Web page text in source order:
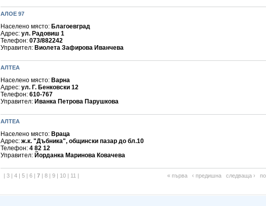
АЛОЕ 97
Населено място: Благоевград
Адрес: ул. Радовиш 1
Телефон: 073/882242
Управител: Виолета Зафирова Иванчева
АЛТЕА
Населено място: Варна
Адрес: ул. Г. Бенковски 12
Телефон: 610-767
Управител: Иванка Петрова Парушкова
АЛТЕА
Населено място: Враца
Адрес: ж.к. "Дъбника", общински пазар до бл.10
Телефон: 4 82 12
Управител: Йорданка Маринова Ковачева
| 3 | 4 | 5 | 6 | 7 | 8 | 9 | 10 | 11 | « първа ‹ предишна следваща ›